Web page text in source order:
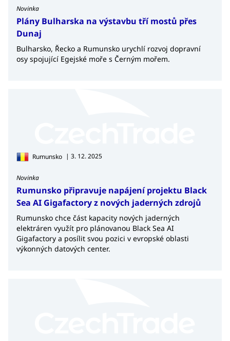
Novinka
Plány Bulharska na výstavbu tří mostů přes
Dunaj
Bulharsko, Řecko a Rumunsko urychlí rozvoj dopravní
osy spojující Egejské moře s Černým mořem.
Rumunsko | 3. 12. 2025
Novinka
Rumunsko připravuje napájení projektu Black
Sea AI Gigafactory z nových jaderných zdrojů
Rumunsko chce část kapacity nových jaderných
elektráren využít pro plánovanou Black Sea AI
Gigafactory a posílit svou pozici v evropské oblasti
výkonných datových center.